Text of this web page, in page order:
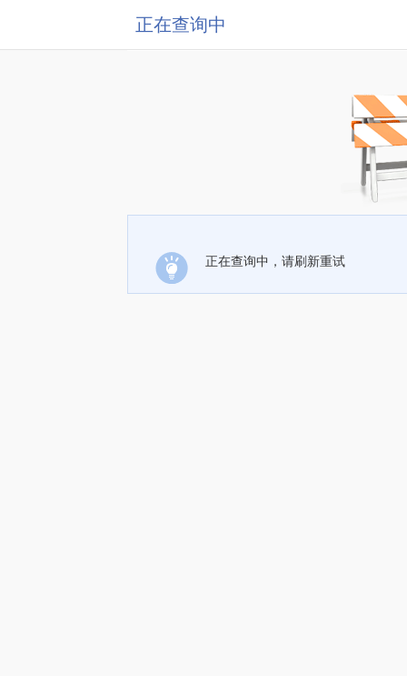
正在查询中
正在查询中，请刷新重试